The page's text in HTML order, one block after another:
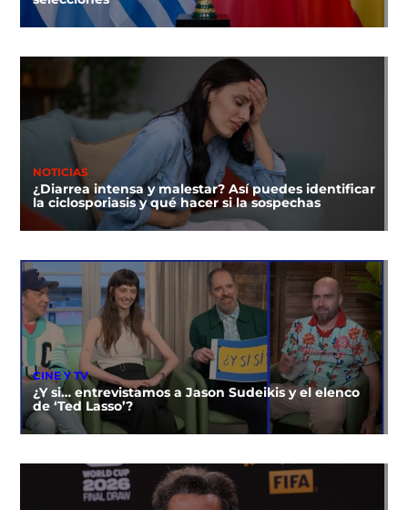
NOTICIAS
¿Diarrea intensa y malestar? Así puedes identificar
la ciclosporiasis y qué hacer si la sospechas
CINE Y TV
¿Y si… entrevistamos a Jason Sudeikis y el elenco
de ‘Ted Lasso’?